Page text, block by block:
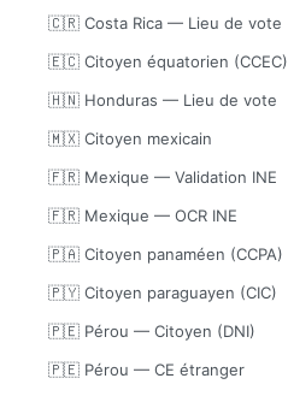
🇨🇷 Costa Rica — Lieu de vote
🇪🇨 Citoyen équatorien (CCEC)
🇭🇳 Honduras — Lieu de vote
🇲🇽 Citoyen mexicain
🇫🇷 Mexique — Validation INE
🇫🇷 Mexique — OCR INE
🇵🇦 Citoyen panaméen (CCPA)
🇵🇾 Citoyen paraguayen (CIC)
🇵🇪 Pérou — Citoyen (DNI)
🇵🇪 Pérou — CE étranger